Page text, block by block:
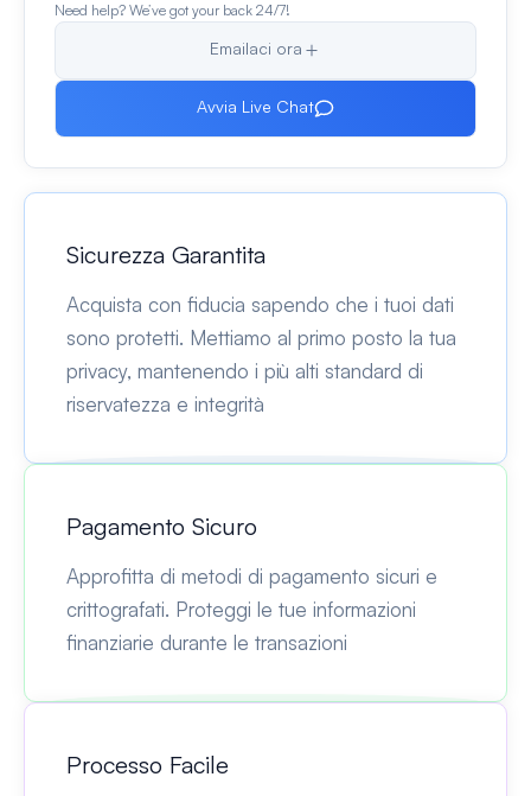
Need help? We’ve got your back 24/7!
Emailaci ora
Avvia Live Chat
Sicurezza Garantita
Acquista con fiducia sapendo che i tuoi dati
sono protetti. Mettiamo al primo posto la tua
privacy, mantenendo i più alti standard di
riservatezza e integrità
Pagamento Sicuro
Approfitta di metodi di pagamento sicuri e
crittografati. Proteggi le tue informazioni
finanziarie durante le transazioni
Processo Facile